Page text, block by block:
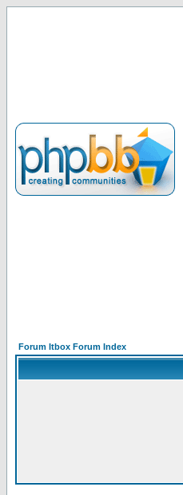
Forum Itbox Forum Index